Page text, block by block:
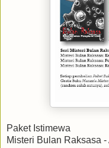
Paket Istimewa
Misteri Bulan Raksasa -